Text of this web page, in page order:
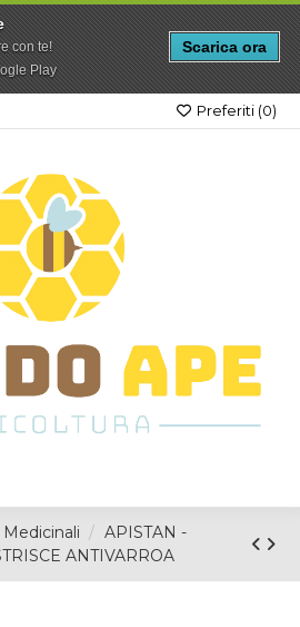
con te!
Play
Scarica ora
Preferiti (0)
Medicinali
APISTAN -
ANTIVARROA